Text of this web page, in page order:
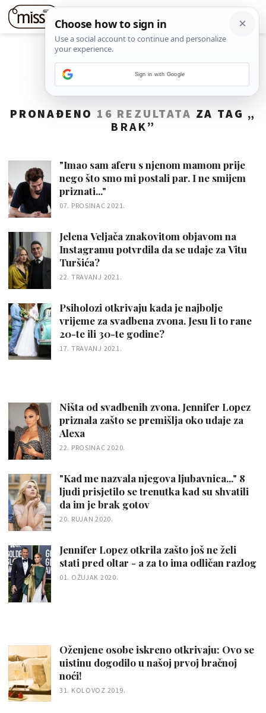
PRONAĐENO 16 REZULTATA ZA TAG „
BRAK”
"Imao sam aferu s njenom mamom prije
nego što smo mi postali par. I ne smijem
priznati..."
07. PROSINAC 2021.
Jelena Veljača znakovitom objavom na
Instagramu potvrdila da se udaje za Vitu
Turšića?
22. TRAVANJ 2021.
Psiholozi otkrivaju kada je najbolje
vrijeme za svadbena zvona. Jesu li to rane
20-te ili 30-te godine?
17. TRAVANJ 2021.
Ništa od svadbenih zvona. Jennifer Lopez
priznala zašto se premišlja oko udaje za
Alexa
22. PROSINAC 2020.
"Kad me nazvala njegova ljubavnica..." 8
ljudi prisjetilo se trenutka kad su shvatili
da im je brak gotov
20. RUJAN 2020.
Jennifer Lopez otkrila zašto još ne želi
stati pred oltar - a za to ima odličan razlog
01. OŽUJAK 2020.
Oženjene osobe iskreno otkrivaju: Ovo se
uistinu dogodilo u našoj prvoj bračnoj
noći!
31. KOLOVOZ 2019.
Sign in with Google